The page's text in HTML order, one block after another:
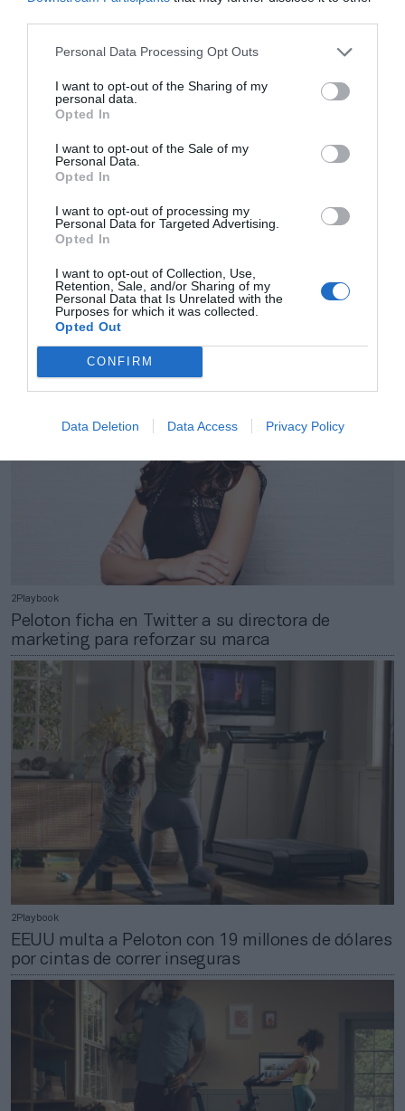
Personal Data Processing Opt Outs
I want to opt-out of the Sharing of my
personal data.
Opted In
I want to opt-out of the Sale of my
Personal Data.
Opted In
I want to opt-out of processing my
Personal Data for Targeted Advertising.
Opted In
I want to opt-out of Collection, Use,
Retention, Sale, and/or Sharing of my
Personal Data that Is Unrelated with the
Purposes for which it was collected.
Opted Out
CONFIRM
Data Deletion Data Access Privacy Policy
Peloton reduce un 9% sus pérdidas pese a
facturar 500 millones menos en el primer
semestre
2Playbook
Peloton ficha en Twitter a su directora de
marketing para reforzar su marca
2Playbook
EEUU multa a Peloton con 19 millones de dólares
por cintas de correr inseguras